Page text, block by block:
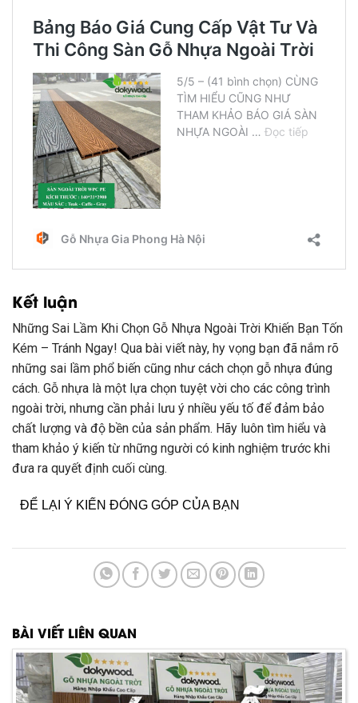
Kết luận
Những Sai Lầm Khi Chọn Gỗ Nhựa Ngoài Trời Khiến Bạn Tốn
Kém – Tránh Ngay! Qua bài viết này, hy vọng bạn đã nắm rõ
những sai lầm phổ biến cũng như cách chọn gỗ nhựa đúng
cách. Gỗ nhựa là một lựa chọn tuyệt vời cho các công trình
ngoài trời, nhưng cần phải lưu ý nhiều yếu tố để đảm bảo
chất lượng và độ bền của sản phẩm. Hãy luôn tìm hiểu và
tham khảo ý kiến từ những người có kinh nghiệm trước khi
đưa ra quyết định cuối cùng.
ĐỂ LẠI Ý KIẾN ĐÓNG GÓP CỦA BẠN
BÀI VIẾT LIÊN QUAN